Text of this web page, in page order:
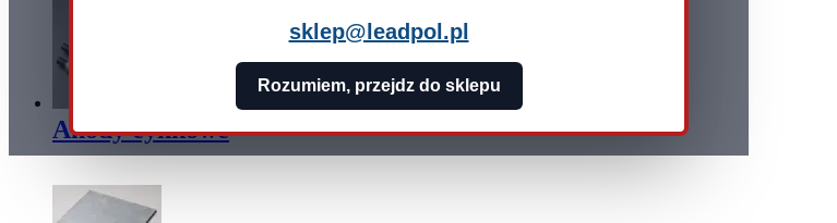
sklep@leadpol.pl
Rozumiem, przejdz do sklepu
Anody cynkowe